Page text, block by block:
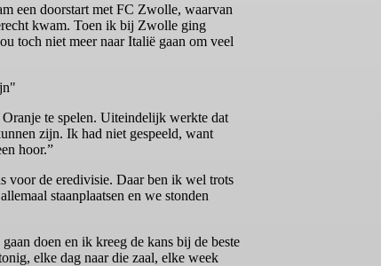
een doorstart met FC Zwolle, waarvan
kwam. Toen ik bij Zwolle ging
toch niet meer naar Italië gaan om veel
te spelen. Uiteindelijk werkte dat
zijn. Ik had niet gespeeld, want
hoor.”
voor de eredivisie. Daar ben ik wel trots
staanplaatsen en we stonden
doen en ik kreeg de kans bij de beste
elke dag naar die zaal, elke week